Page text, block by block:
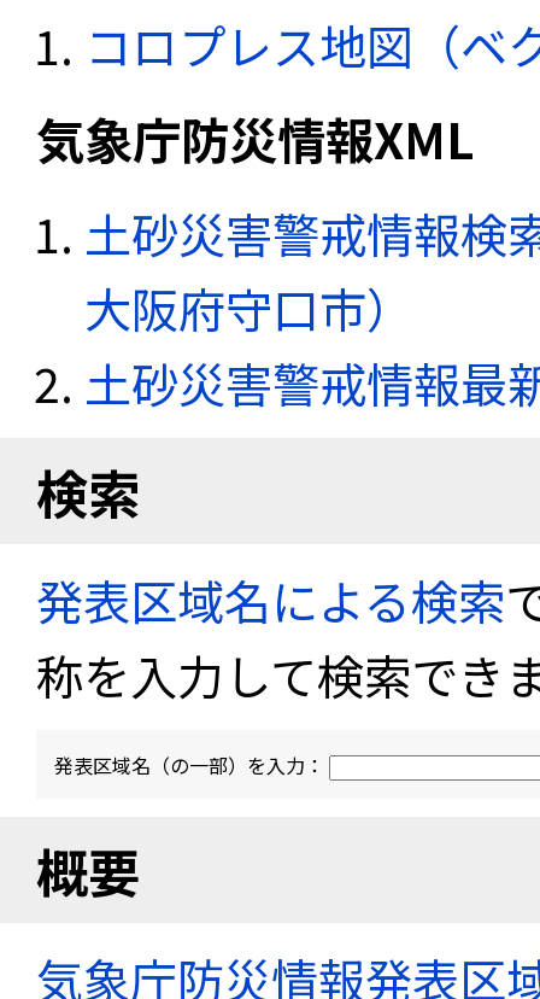
コロプレス地図（ベ
気象庁防災情報XML
土砂災害警戒情報検
大阪府守口市）
土砂災害警戒情報最
検索
発表区域名による検索
称を入力して検索でき
発表区域名（の一部）を入力：
概要
気象庁防災情報発表区